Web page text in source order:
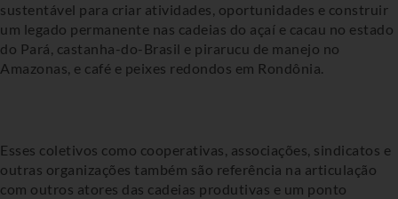
sustentável para criar atividades, oportunidades e construir
um legado permanente nas cadeias do açaí e cacau no estado
do Pará, castanha-do-Brasil e pirarucu de manejo no
Amazonas, e café e peixes redondos em Rondônia.
Esses coletivos como cooperativas, associações, sindicatos e
outras organizações também são referência na articulação
com outros atores das cadeias produtivas e um ponto